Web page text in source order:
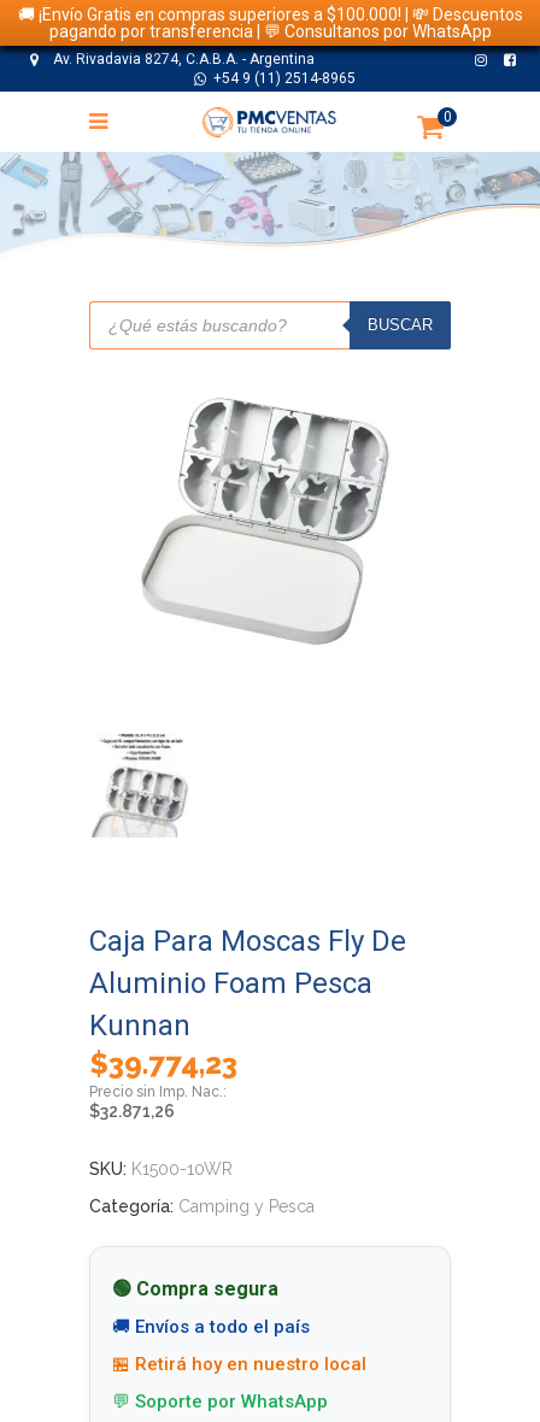
🚚 ¡Envío Gratis en compras superiores a $100.000! | 💸 Descuentos
pagando por transferencia | 💬 Consultanos por WhatsApp
Av. Rivadavia 8274, C.A.B.A. - Argentina
+54 9 (11) 2514-8965
0
TIENDA
Búsqueda
productos
BUSCAR
Caja Para Moscas Fly De
Aluminio Foam Pesca
Kunnan
$39.774,23
$32.871,26
SKU: K1500-10WR
Categoría: Camping y Pesca
🟢 Compra segura
🚚 Envíos a todo el país
🏪 Retirá hoy en nuestro local
💬 Soporte por WhatsApp